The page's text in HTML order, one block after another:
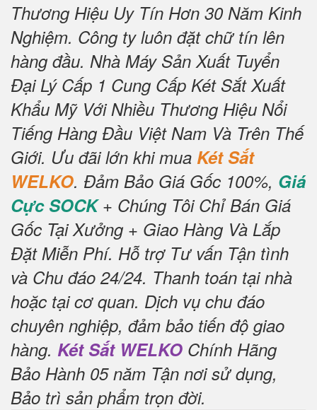
Thương Hiệu Uy Tín Hơn 30 Năm Kinh
Nghiệm. Công ty luôn đặt chữ tín lên
hàng đầu. Nhà Máy Sản Xuất Tuyển
Đại Lý Cấp 1 Cung Cấp Két Sắt Xuất
Khẩu Mỹ Với Nhiều Thương Hiệu Nổi
Tiếng Hàng Đầu Việt Nam Và Trên Thế
Giới. Ưu đãi lớn khi mua Két Sắt
WELKO. Đảm Bảo Giá Gốc 100%, Giá
Cực SOCK+ Chúng Tôi Chỉ Bán Giá
Gốc Tại Xưởng + Giao Hàng Và Lắp
Đặt Miễn Phí. Hỗ trợ Tư vấn Tận tình
và Chu đáo 24/24. Thanh toán tại nhà
hoặc tại cơ quan. Dịch vụ chu đáo
chuyên nghiệp, đảm bảo tiến độ giao
hàng. Két Sắt WELKO Chính Hãng
Bảo Hành 05 năm Tận nơi sử dụng,
Bảo trì sản phẩm trọn đời.